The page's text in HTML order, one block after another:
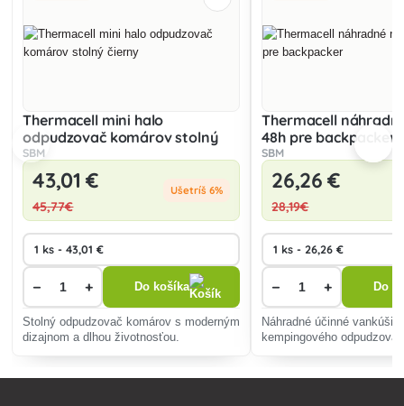
Thermacell mini halo
odpudzovač komárov stolný
čierny
SBM
43,01 €
45,77€
Ušetríš 6%
− + Do košíka
Stolný odpudzovač komárov s moderným
dizajnom a dlhou životnosťou.
Thermacell
48h pre backpacker
SBM
26,26 €
28,19€
− + Do
Náhradné účinné
kempingového